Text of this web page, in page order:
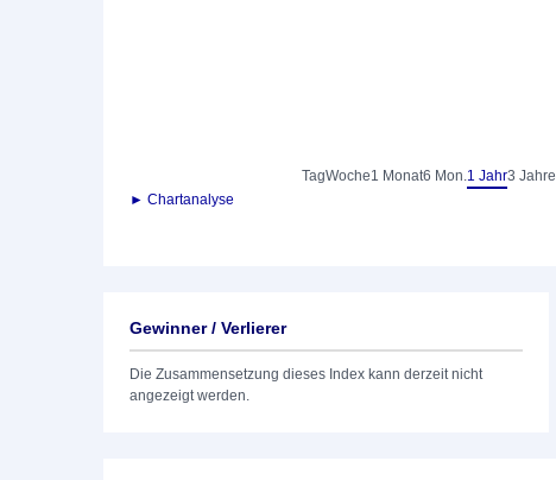
TagWoche1 Monat6 Mon.1 Jahr3 Jahre
► Chartanalyse
Gewinner / Verlierer
Die Zusammensetzung dieses Index kann derzeit nicht
angezeigt werden.